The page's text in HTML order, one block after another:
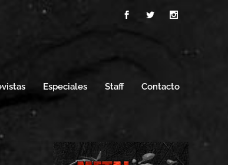
Especiales Staff Contacto